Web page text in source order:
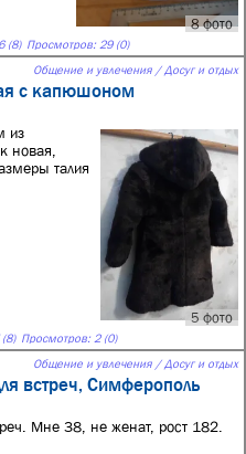
8 фото
(8) Просмотров: 29 (0)
Общение и увлечения / Досуг и отдых
с капюшоном
5 фото
из
новая,
талия
Просмотров: 2 (0)
Общение и увлечения / Досуг и отдых
встреч, Симферополь
Мне 38, не женат, рост 182.